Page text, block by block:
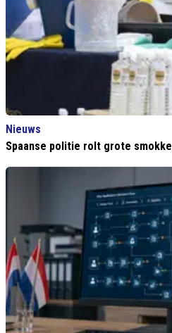
Nieuws
Spaanse politie rolt grote